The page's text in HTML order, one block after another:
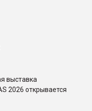
выставка
2026 открывается